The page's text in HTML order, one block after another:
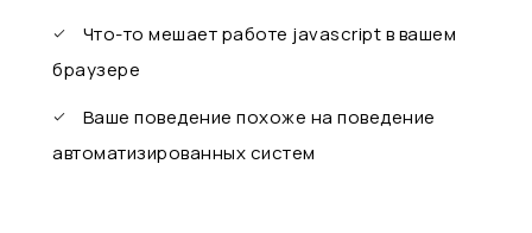
Что-то мешает работе javascript в вашем
браузере
Ваше поведение похоже на поведение
автоматизированных систем